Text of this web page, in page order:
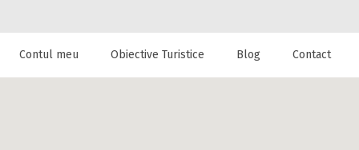
cazare la
Contul meu Obiective Turistice Blog Contact